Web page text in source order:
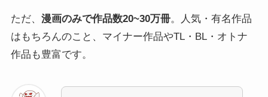
ただ、 漫画のみで作品数20~30万冊。人気・有名作品
はもちろんのこと、マイナー作品やTL・BL・オトナ
作品も豊富です。